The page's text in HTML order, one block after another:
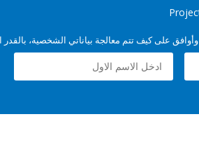
وأوافق على كيف تتم معالجة بياناتي الشخصية، بالقدر